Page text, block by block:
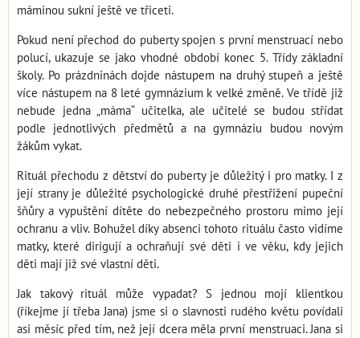
máminou sukní ještě ve třiceti.
Pokud není přechod do puberty spojen s první menstruací nebo
polucí, ukazuje se jako vhodné období konec 5. Třídy základní
školy. Po prázdninách dojde nástupem na druhý stupeň a ještě
více nástupem na 8 leté gymnázium k velké změně. Ve třídě již
nebude jedna „máma“ učitelka, ale učitelé se budou střídat
podle jednotlivých předmětů a na gymnáziu budou novým
žákům vykat.
Rituál přechodu z dětství do puberty je důležitý i pro matky. I z
její strany je důležité psychologické druhé přestřižení pupeční
šňůry a vypuštění dítěte do nebezpečného prostoru mimo její
ochranu a vliv. Bohužel díky absenci tohoto rituálu často vidíme
matky, které dirigují a ochraňují své děti i ve věku, kdy jejich
děti mají již své vlastní děti.
Jak takový rituál může vypadat? S jednou mojí klientkou
(říkejme jí třeba Jana) jsme si o slavnosti rudého květu povídali
asi měsíc před tím, než její dcera měla první menstruaci. Jana si